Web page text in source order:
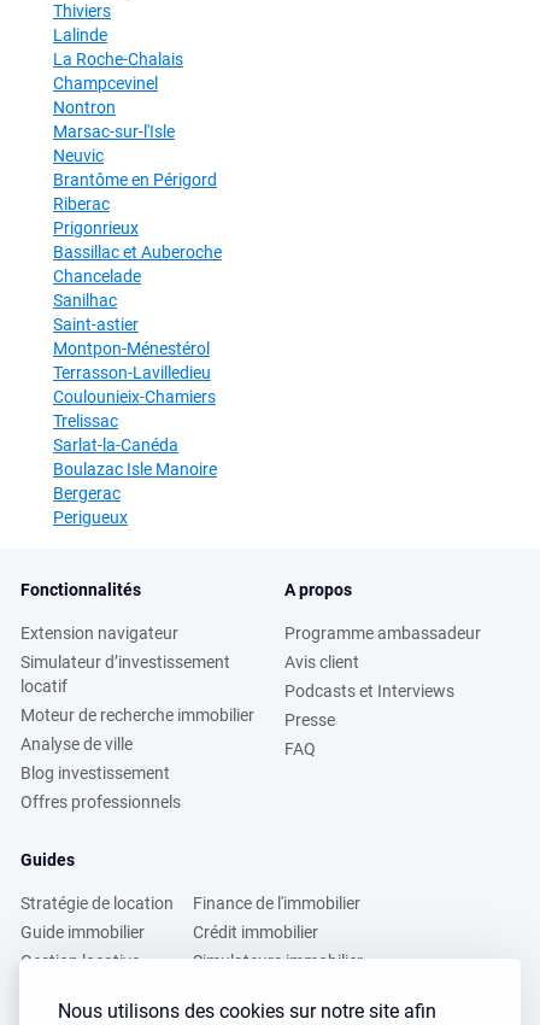
Nous utilisons des cookies sur notre site afin
Thiviers
Lalinde
La Roche-Chalais
Champcevinel
Nontron
Marsac-sur-l'Isle
Neuvic
Brantôme en Périgord
Riberac
Prigonrieux
Bassillac et Auberoche
Chancelade
Sanilhac
Saint-astier
Montpon-Ménestérol
Terrasson-Lavilledieu
Coulounieix-Chamiers
Trelissac
Sarlat-la-Canéda
Boulazac Isle Manoire
Bergerac
Perigueux
Fonctionnalités
Extension navigateur
Simulateur d’investissement
locatif
Moteur de recherche immobilier
Analyse de ville
Blog investissement
Offres professionnels
A propos
Programme ambassadeur
Avis client
Podcasts et Interviews
Presse
FAQ
Guides
Stratégie de location
Guide immobilier
Gestion locative
Finance de l'immobilier
Crédit immobilier
Simulateurs immobilier